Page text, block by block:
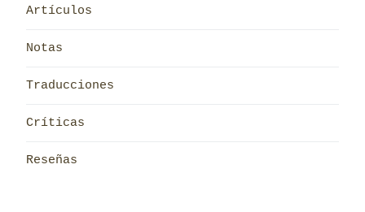
Artículos
Notas
Traducciones
Críticas
Reseñas